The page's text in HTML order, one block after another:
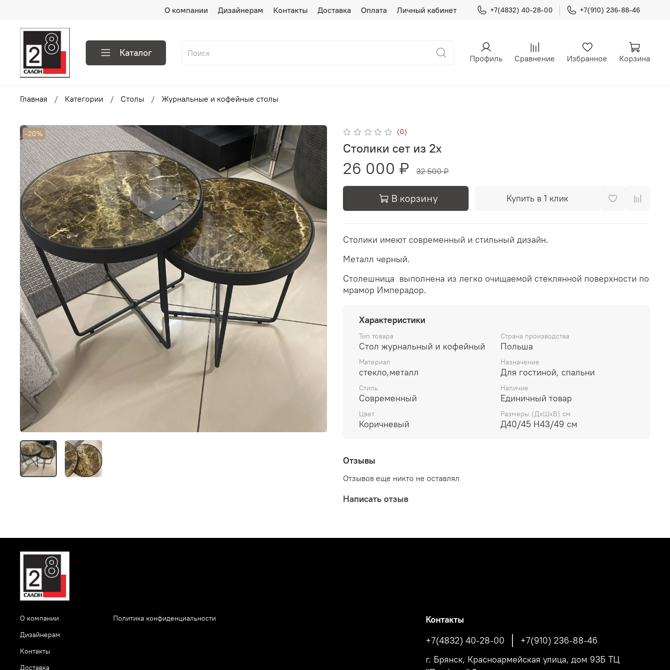
О компании Дизайнерам Контакты Доставка Оплата Личный кабинет +7(4832) 40-28-00 +7(910) 236-88-46
Каталог Профиль Сравнение Избранное Корзина
Главная Категории Столы Журнальные и кофейные столы
-20% (0)
Столики сет из 2х
26 000 ₽ 32 500 ₽
В корзину Купить в 1 клик
Столики имеют современный и стильный дизайн.
Металл черный.
Столешница выполнена из легко очищаемой стеклянной поверхности по
мрамор Имперадор.
Характеристики
Тип товара
Стол журнальный и кофейный
Страна производства
Польша
Материал
стекло,металл
Назначение
Для гостиной, спальни
Стиль
Современный
Наличие
Единичный товар
Цвет
Коричневый
Размеры (ДхШхВ) см
Д40/45 Н43/49 см
Отзывы
Отзывов еще никто не оставлял
Написать отзыв
О компании
Дизайнерам
Контакты
Доставка
Политика конфиденциальности
Контакты
+7(4832) 40-28-00
+7(910) 236-88-46
г. Брянск, Красноармейская улица, дом 93Б ТЦ